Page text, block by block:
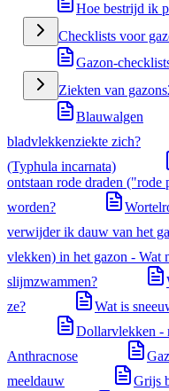
Hoe bestrijd ik
Checklists voor
Gazon-
Ziekten van gazons
Blauwalgen
bladvlekkenziekte zich?
(Typhula incarnata)
ontstaan rode draden ("rode
worden?
verwijder ik dauw van het
vlekken) in het gazon - Wat
slijmzwammen?
ze?
Wat is
Dollarvlekken -
Anthracnose
meeldauw
Grijs